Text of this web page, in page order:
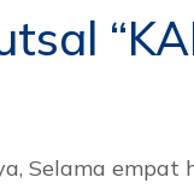
Selama